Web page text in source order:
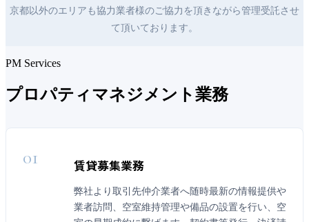
京都以外のエリアも協力業者様のご協力を頂きながら管理受託させ
て頂いております。
PM Services
プロパティマネジメント業務
01 賃貸募集業務
弊社より取引先仲介業者へ随時最新の情報提供や
業者訪問、空室維持管理や備品の設置を行い、空